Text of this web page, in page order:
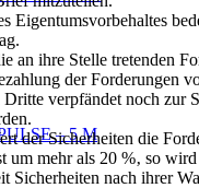
– 5 M
Eigentumsvorbehaltes
an ihre Stelle tretenden
der Forderungen
verpfändet noch zur
der Sicherheiten die
mehr als 20 %‚ so
Sicherheiten nach ihrer